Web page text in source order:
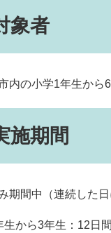
象者
の小学1年生から6
施期間
間中（連続した日
から3年生：12日間